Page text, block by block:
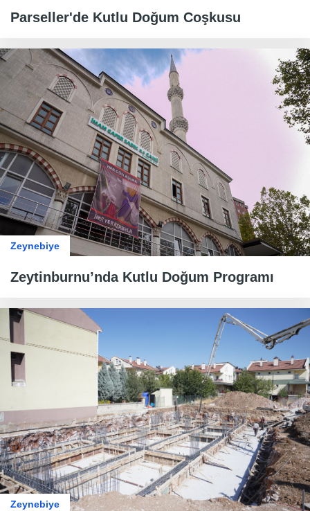
​​​​​​​Parseller'de Kutlu Doğum Coşkusu
Zeynebiye
Zeytinburnu’nda Kutlu Doğum Programı
Zeynebiye